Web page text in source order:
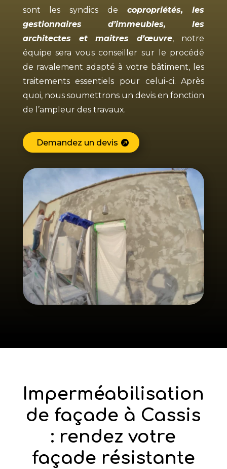
sont les syndics de copropriétés, les
gestionnaires d’immeubles, les
architectes et maitres d’œuvre, notre
équipe sera vous conseiller sur le procédé
de ravalement adapté à votre bâtiment, les
traitements essentiels pour celui-ci. Après
quoi, nous soumettrons un devis en fonction
de l’ampleur des travaux.
Demandez un devis
Imperméabilisation
de façade à Cassis
: rendez votre
façade résistante